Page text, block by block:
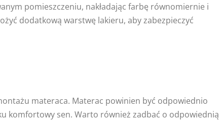
pomieszczeniu, nakładając farbę równomiernie i
dodatkową warstwę lakieru, aby zabezpieczyć
materaca. Materac powinien być odpowiednio
komfortowy sen. Warto również zadbać o odpowiednią